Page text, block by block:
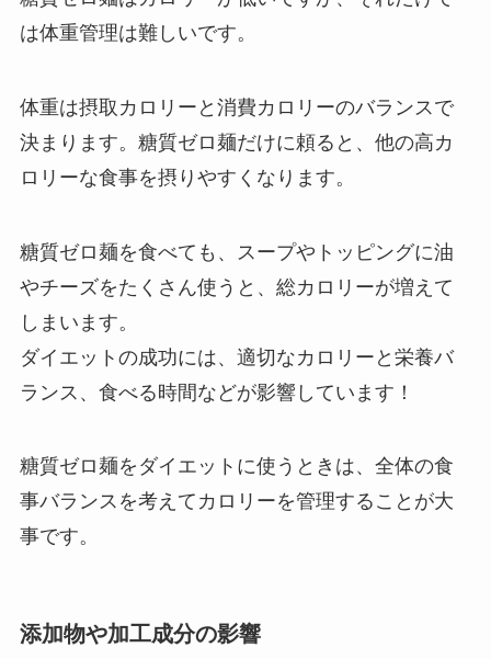
は体重管理は難しいです。
体重は摂取カロリーと消費カロリーのバランスで
決まります。糖質ゼロ麺だけに頼ると、他の高カ
ロリーな食事を摂りやすくなります。
糖質ゼロ麺を食べても、スープやトッピングに油
やチーズをたくさん使うと、総カロリーが増えて
しまいます。
ダイエットの成功には、適切なカロリーと栄養バ
ランス、食べる時間などが影響しています！
糖質ゼロ麺をダイエットに使うときは、全体の食
事バランスを考えてカロリーを管理することが大
事です。
添加物や加工成分の影響